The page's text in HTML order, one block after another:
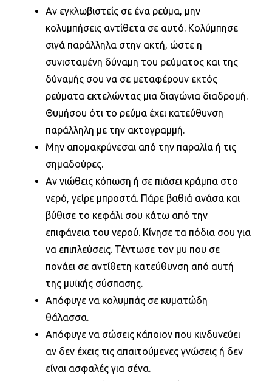
Αν εγκλωβιστείς σε ένα ρεύμα, μην
κολυμπήσεις αντίθετα σε αυτό. Κολύμπησε
σιγά παράλληλα στην ακτή, ώστε η
συνισταμένη δύναμη του ρεύματος και της
δύναμής σου να σε μεταφέρουν εκτός
ρεύματα εκτελώντας μια διαγώνια διαδρομή.
Θυμήσου ότι το ρεύμα έχει κατεύθυνση
παράλληλη με την ακτογραμμή.
Μην απομακρύνεσαι από την παραλία ή τις
σημαδούρες.
Αν νιώθεις κόπωση ή σε πιάσει κράμπα στο
νερό, γείρε μπροστά. Πάρε βαθιά ανάσα και
βύθισε το κεφάλι σου κάτω από την
επιφάνεια του νερού. Κίνησε τα πόδια σου για
να επιπλεύσεις. Τέντωσε τον μυ που σε
πονάει σε αντίθετη κατεύθυνση από αυτή
της μυϊκής σύσπασης.
Απόφυγε να κολυμπάς σε κυματώδη
θάλασσα.
Απόφυγε να σώσεις κάποιον που κινδυνεύει
αν δεν έχεις τις απαιτούμενες γνώσεις ή δεν
είναι ασφαλές για σένα.